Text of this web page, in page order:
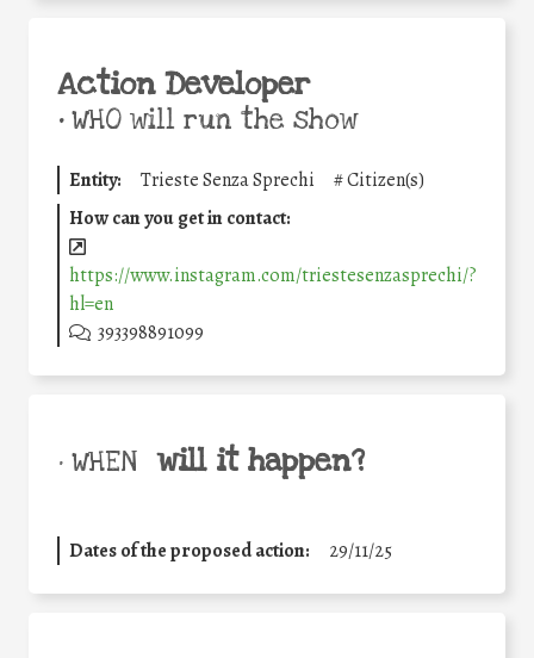
Action Developer
•WHO will run the show
Entity: Trieste Senza Sprechi #Citizen(s)
How can you get in contact:
https://www.instagram.com/triestesenzasprechi/?
hl=en
393398891099
• WHEN will it happen?
Dates of the proposed action: 29/11/25